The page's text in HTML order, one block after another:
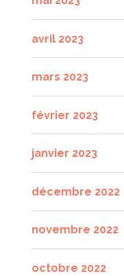
avril 2023
mars 2023
février 2023
janvier 2023
décembre 2022
novembre 2022
octobre 2022